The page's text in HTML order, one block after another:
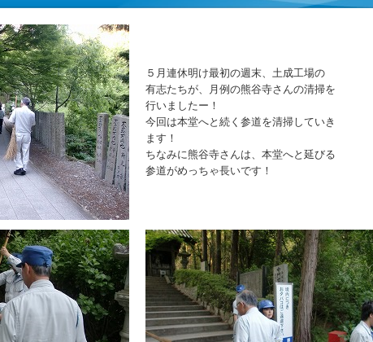
５月連休明け最初の週末、土成工場の
有志たちが、月例の熊谷寺さんの清掃を
行いましたー！
今回は本堂へと続く参道を清掃していき
ます！
ちなみに熊谷寺さんは、本堂へと延びる
参道がめっちゃ長いです！